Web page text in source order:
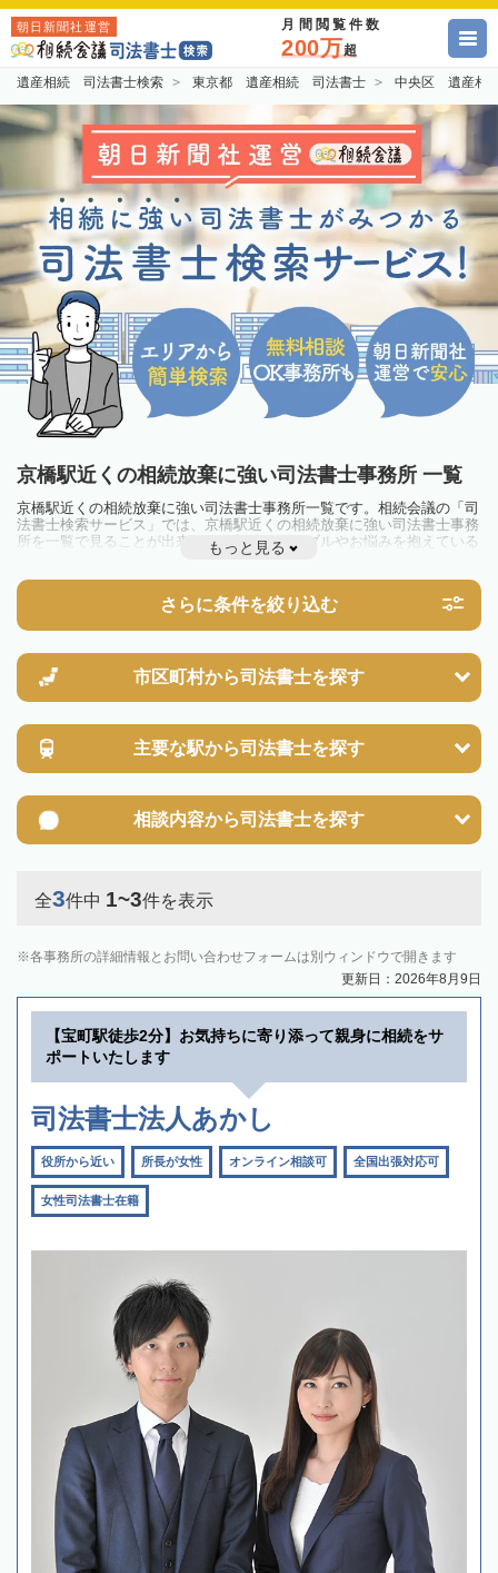
朝日新聞社運営 月間閲覧件数
200万超
遺産相続 司法書士検索 東京都 遺産相続 司法書士 中央区 遺産相
京橋駅近くの相続放棄に強い司法書士事務所 一覧
京橋駅近くの相続放棄に強い司法書士事務所一覧です。相続会議の「司
法書士検索サービス」では、京橋駅近くの相続放棄に強い司法書士事務
所を一覧で見ることが出来ます。相続のトラブルやお悩みを抱えている
方は一度近隣の司法書士に相談してみましょう。
もっと見る
さらに条件を絞り込む
市区町村から司法書士を探す
主要な駅から司法書士を探す
相談内容から司法書士を探す
全3件中 1~3件を表示
各事務所の詳細情報とお問い合わせフォームは別ウィンドウで開きます
更新日：2026年8月9日
【宝町駅徒歩2分】お気持ちに寄り添って親身に相続をサ
ポートいたします
司法書士法人あかし
役所から近い 所長が女性 オンライン相談可 全国出張対応可
女性司法書士在籍